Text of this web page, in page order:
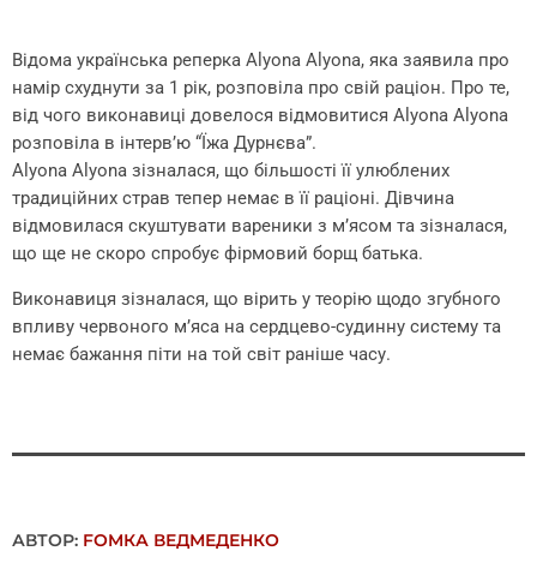
Відома українська реперка Alyona Alyona, яка заявила про
намір схуднути за 1 рік, розповіла про свій раціон. Про те,
від чого виконавиці довелося відмовитися Alyona Alyona
розповіла в інтерв’ю “Їжа Дурнєва”.
Alyona Alyona зізналася, що більшості її улюблених
традиційних страв тепер немає в її раціоні. Дівчина
відмовилася скуштувати вареники з м’ясом та зізналася,
що ще не скоро спробує фірмовий борщ батька.
Виконавиця зізналася, що вірить у теорію щодо згубного
впливу червоного м’яса на сердцево-судинну систему та
немає бажання піти на той світ раніше часу.
АВТОР: FОMКА ВЕДМЕДЕНКО